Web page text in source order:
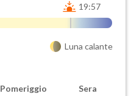
19:57
Luna calante
Pomeriggio Sera